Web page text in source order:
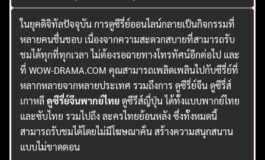
ในยุคดิจิทัลปัจจุบัน การดูซีรี่ย์ออนไลน์กลายเป็นกิจกรรมที่
หลายคนชื่นชอบ เนื่องจากความสะดวกสบายที่สามารถรับ
ชมได้ทุกที่ทุกเวลา ไม่ต้องรอฉายทางโทรทัศน์อีกต่อไป และ
ที่ WOW-DRAMA.COM คุณสามารถเพลิดเพลินไปกับซีรี่ย์ที่
หลากหลายจากหลายประเทศ รวมถึงการ ดูซีรี่ย์จีน ดูซีรี่ส์
เกาหลีดูซีรี่ย์จีนพากย์ไทยดูซีรีส์ญี่ปุ่น ได้ทั้งแบบพากย์ไทย
และซับไทย รวมไปถึง ละครไทยย้อนหลัง ซึ่งทั้งหมดนี้
สามารถรับชมได้โดยไม่มีโฆษณาคั่น สร้างความสนุกสนาน
แบบไม่ขาดตอน